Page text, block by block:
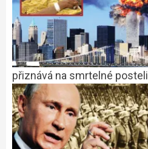
přiznává na smrtelné